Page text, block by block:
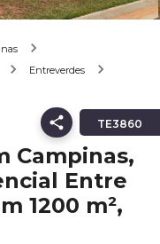
Entreverdes
TE3860
Campinas,
Entre
1200 m²,